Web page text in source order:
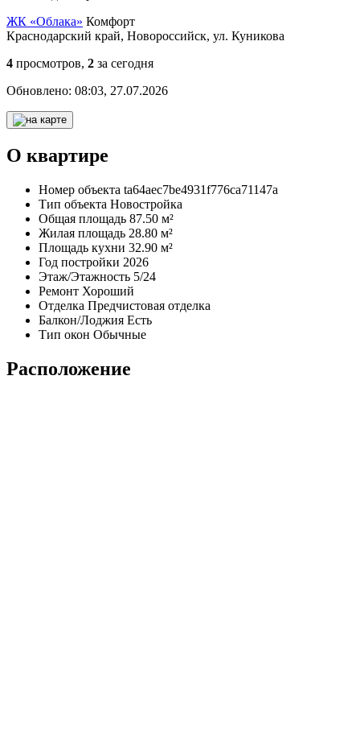
ЖК «Облака» Комфорт
Краснодарский край, Новороссийск, ул. Куникова
4 просмотров, 2 за сегодня
Обновлено: 08:03, 27.07.2026
О квартире
Номер объекта ta64aec7be4931f776ca71147a
Тип объекта Новостройка
Общая площадь 87.50 м²
Жилая площадь 28.80 м²
Площадь кухни 32.90 м²
Год постройки 2026
Этаж/Этажность 5/24
Ремонт Хороший
Отделка Предчистовая отделка
Балкон/Лоджия Есть
Тип окон Обычные
Расположение